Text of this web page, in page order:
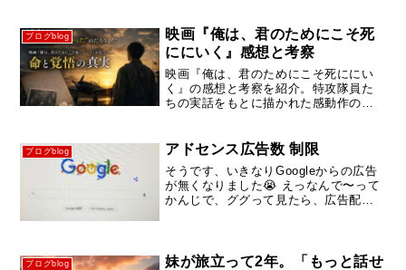
ブログblog
映画『俺は、君のためにこそ死
ににいく』感想と考察
映画『俺は、君のためにこそ死ににい
く』の感想と考察を紹介。特攻隊員た
ちの実話をもとに描かれた感動作の見
ブログblog アドセンス広告数 制限
そうです、いきなりGoogleからの広告
が無くなりました😭 えっなんで〜って
かんじで、ググって見たら、広告配信
「無効なトラフィックの問題...
ブログblog
妹が旅立って2年。「もっと話せ